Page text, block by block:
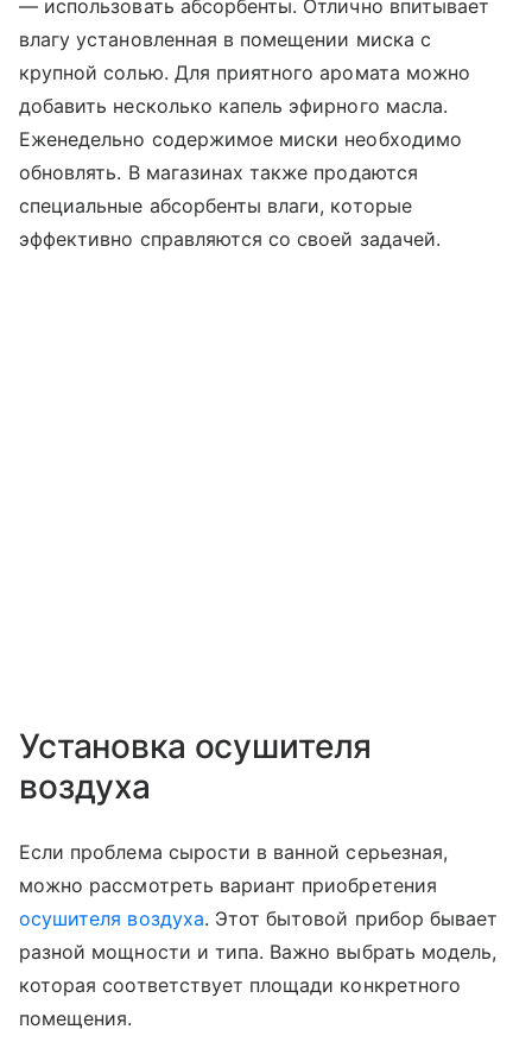
— использовать абсорбенты. Отлично впитывает
влагу установленная в помещении миска с
крупной солью. Для приятного аромата можно
добавить несколько капель эфирного масла.
Еженедельно содержимое миски необходимо
обновлять. В магазинах также продаются
специальные абсорбенты влаги, которые
эффективно справляются со своей задачей.
Установка осушителя
воздуха
Если проблема сырости в ванной серьезная,
можно рассмотреть вариант приобретения
осушителя воздуха. Этот бытовой прибор бывает
разной мощности и типа. Важно выбрать модель,
которая соответствует площади конкретного
помещения.